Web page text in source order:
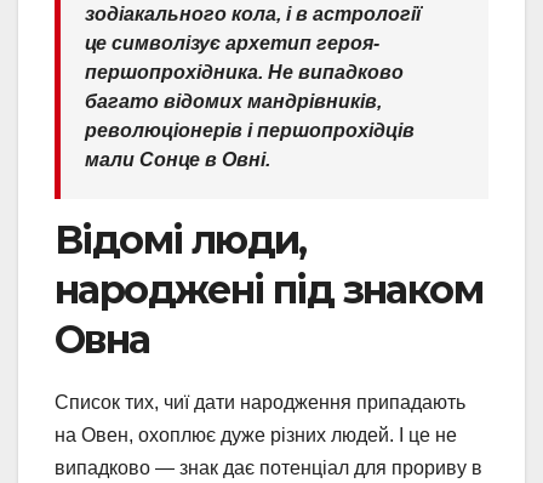
зодіакального кола, і в астрології
це символізує архетип героя-
першопрохідника. Не випадково
багато відомих мандрівників,
революціонерів і першопрохідців
мали Сонце в Овні.
Відомі люди,
народжені під знаком
Овна
Список тих, чиї дати народження припадають
на Овен, охоплює дуже різних людей. І це не
випадково — знак дає потенціал для прориву в